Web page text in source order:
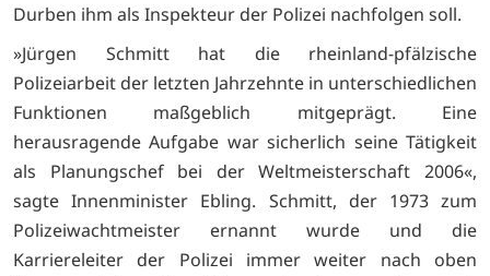
Durben ihm als Inspekteur der Polizei nachfolgen soll.
»Jürgen Schmitt hat die rheinland-pfälzische
Polizeiarbeit der letzten Jahrzehnte in unterschiedlichen
Funktionen maßgeblich mitgeprägt. Eine
herausragende Aufgabe war sicherlich seine Tätigkeit
als Planungschef bei der Weltmeisterschaft 2006«,
sagte Innenminister Ebling. Schmitt, der 1973 zum
Polizeiwachtmeister ernannt wurde und die
Karriereleiter der Polizei immer weiter nach oben